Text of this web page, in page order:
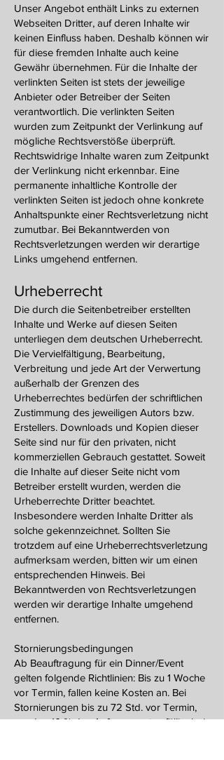
Unser Angebot enthält Links zu externen
Webseiten Dritter, auf deren Inhalte wir
keinen Einfluss haben. Deshalb können wir
für diese fremden Inhalte auch keine
Gewähr übernehmen. Für die Inhalte der
verlinkten Seiten ist stets der jeweilige
Anbieter oder Betreiber der Seiten
verantwortlich. Die verlinkten Seiten
wurden zum Zeitpunkt der Verlinkung auf
mögliche Rechtsverstöße überprüft.
Rechtswidrige Inhalte waren zum Zeitpunkt
der Verlinkung nicht erkennbar. Eine
permanente inhaltliche Kontrolle der
verlinkten Seiten ist jedoch ohne konkrete
Anhaltspunkte einer Rechtsverletzung nicht
zumutbar. Bei Bekanntwerden von
Rechtsverletzungen werden wir derartige
Links umgehend entfernen.
Urheberrecht
Die durch die Seitenbetreiber erstellten
Inhalte und Werke auf diesen Seiten
unterliegen dem deutschen Urheberrecht.
Die Vervielfältigung, Bearbeitung,
Verbreitung und jede Art der Verwertung
außerhalb der Grenzen des
Urheberrechtes bedürfen der schriftlichen
Zustimmung des jeweiligen Autors bzw.
Erstellers. Downloads und Kopien dieser
Seite sind nur für den privaten, nicht
kommerziellen Gebrauch gestattet. Soweit
die Inhalte auf dieser Seite nicht vom
Betreiber erstellt wurden, werden die
Urheberrechte Dritter beachtet.
Insbesondere werden Inhalte Dritter als
solche gekennzeichnet. Sollten Sie
trotzdem auf eine Urheberrechtsverletzung
aufmerksam werden, bitten wir um einen
entsprechenden Hinweis. Bei
Bekanntwerden von Rechtsverletzungen
werden wir derartige Inhalte umgehend
entfernen.
Stornierungsbedingungen
Ab Beauftragung für ein Dinner/Event
gelten folgende Richtlinien: Bis zu 1 Woche
vor Termin, fallen keine Kosten an. Bei
Stornierungen bis zu 72 Std. vor Termin,
werden 10 % des Auftragswertes fällig, bei